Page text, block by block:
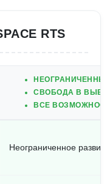
RTS
СВОБОДА В
ВСЕ
Неограниченное